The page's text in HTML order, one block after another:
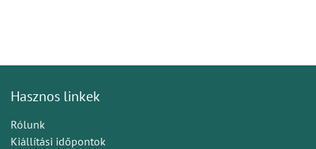
Hasznos linkek
Rólunk
Kiállítási időpontok